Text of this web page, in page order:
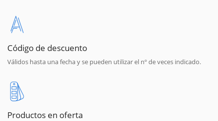
Código de descuento
Válidos hasta una fecha y se pueden utilizar el nº de veces indicado.
Productos en oferta